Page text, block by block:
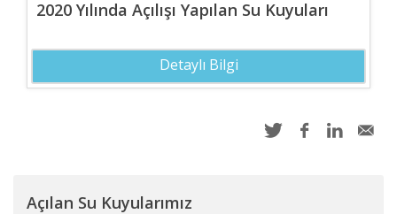
2020 Yılında Açılışı Yapılan Su Kuyuları
Detaylı Bilgi
Açılan Su Kuyularımız